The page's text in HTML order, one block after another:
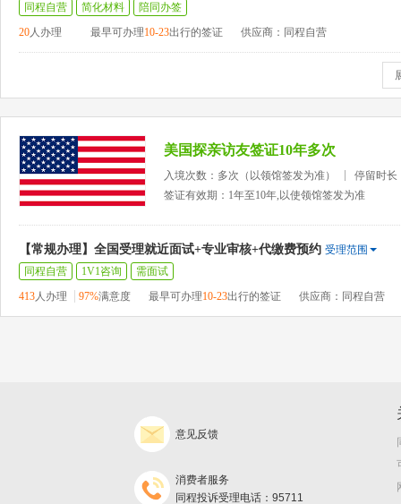
同程自营
简化材料
陪同办签
20人办理 最早可办理10-23出行的签证 供应商：同程自营
美国探亲访友签证10年多次
入境次数：多次（以领馆签发为准）
停留时长
签证有效期：1年至10年,以使领馆签发为准
【常规办理】全国受理就近面试+专业审核+代缴费预约 受理范围
同程自营
1V1咨询
需面试
413人办理 97%满意度 最早可办理10-23出行的签证 供应商：同程自营
意见反馈
消费者服务
同程投诉受理电话：95711